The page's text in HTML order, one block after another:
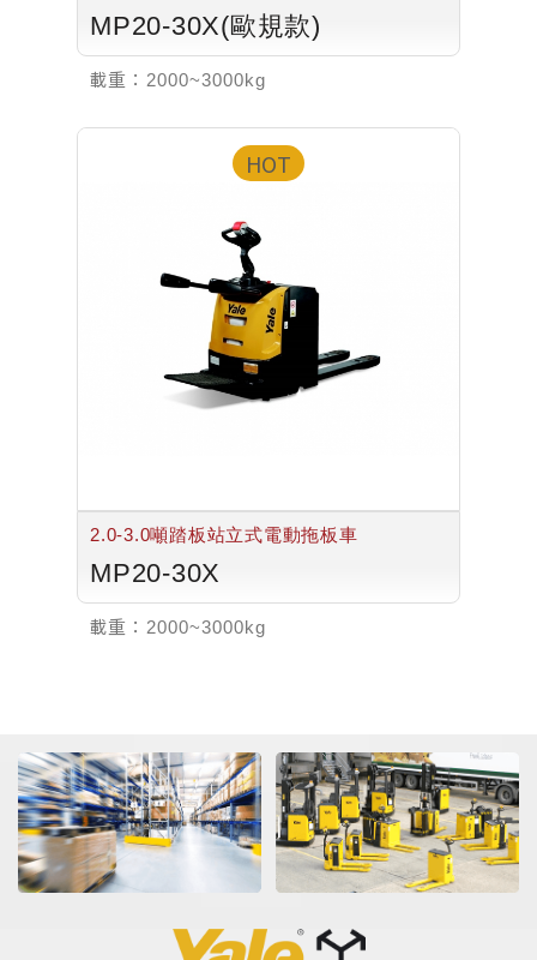
造】
MP20-30X(歐規款)
載重： 2000~3000kg
2.0-3.0噸踏板站立式電動拖板車
MP20-30X
載重： 2000~3000kg